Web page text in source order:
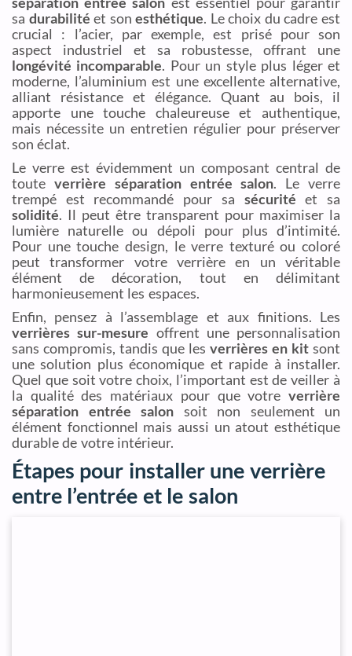
sa durabilité et sonesthétique. Le choix du cadre est
crucial : l’acier, par exemple, est prisé pour son
aspect industriel et sa robustesse, offrant une
longévité incomparable. Pour un style plus léger et
moderne, l’aluminium est une excellente alternative,
alliant résistance et élégance. Quant au bois, il
apporte une touche chaleureuse et authentique,
mais nécessite un entretien régulier pour préserver
son éclat.
Le verre est évidemment un composant central de
toute verrière séparation entrée salon. Le verre
trempé est recommandé pour sa sécurité et sa
solidité. Il peut être transparent pour maximiser la
lumière naturelle ou dépoli pour plus d’intimité.
Pour une touche design, le verre texturé ou coloré
peut transformer votre verrière en un véritable
élément de décoration, tout en délimitant
harmonieusement les espaces.
Enfin, pensez à l’assemblage et aux finitions. Les
verrières sur-mesure offrent une personnalisation
sans compromis, tandis que les verrières en kit sont
une solution plus économique et rapide à installer.
Quel que soit votre choix, l’important est de veiller à
la qualité des matériaux pour que votre verrière
séparation entrée salon soit non seulement un
élément fonctionnel mais aussi un atout esthétique
durable de votre intérieur.
Étapes pour installer une verrière
entre l’entrée et le salon